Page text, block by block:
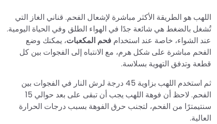
اللهب هو الطريقة الأكثر مباشرة لإشعال الفحم. قناني الغاز التي
تُشغل بالضغط هي شائعة جدًا في الهواء الطلق وفي الحياة اليومية.
عند الشواء، خاصة عند استخدام فحم المكعبات، يمكنك وضع
الفحم مباشرة على شكل هرم، مع الانتباه إلى الفجوات بين كل
قطعة وتدفق التهوية بسلاسة.
ثم استخدم اللهب بزاوية 45 درجة لرش النار في الفجوات بين
الفحم. لاحظ أن فوهة اللهب يجب أن تبقى على بعد حوالي 15
سنتيمترًا من الفحم، لتجنب حرق الفوهة بسبب درجات الحرارة
العالية.